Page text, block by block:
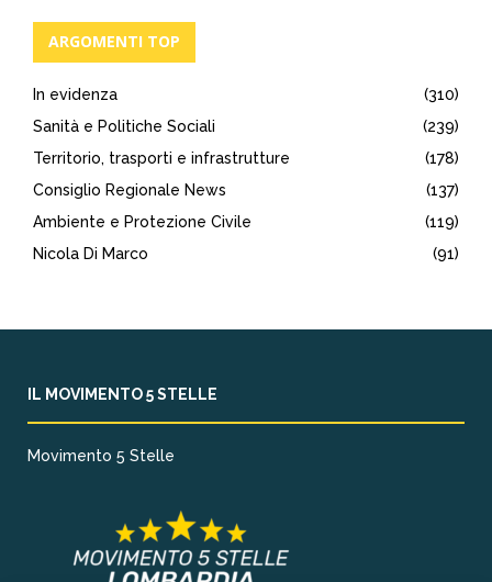
ARGOMENTI TOP
In evidenza
(310)
Sanità e Politiche Sociali
(239)
Territorio, trasporti e infrastrutture
(178)
Consiglio Regionale News
(137)
Ambiente e Protezione Civile
(119)
Nicola Di Marco
(91)
IL MOVIMENTO 5 STELLE
Movimento 5 Stelle